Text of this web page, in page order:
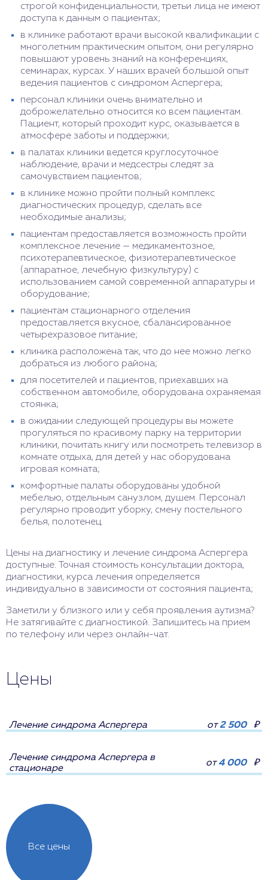
строгой конфиденциальности, третьи лица не имеют
доступа к данным о пациентах;
в клинике работают врачи высокой квалификации с
многолетним практическим опытом, они регулярно
повышают уровень знаний на конференциях,
семинарах, курсах. У наших врачей большой опыт
ведения пациентов с синдромом Аспергера;
персонал клиники очень внимательно и
доброжелательно относится ко всем пациентам.
Пациент, который проходит курс, оказывается в
атмосфере заботы и поддержки;
в палатах клиники ведется круглосуточное
наблюдение, врачи и медсестры следят за
самочувствием пациентов;
в клинике можно пройти полный комплекс
диагностических процедур, сделать все
необходимые анализы;
пациентам предоставляется возможность пройти
комплексное лечение — медикаментозное,
психотерапевтическое, физиотерапевтическое
(аппаратное, лечебную физкультуру) с
использованием самой современной аппаратуры и
оборудование;
пациентам стационарного отделения
предоставляется вкусное, сбалансированное
четырехразовое питание;
клиника расположена так, что до нее можно легко
добраться из любого района;
для посетителей и пациентов, приехавших на
собственном автомобиле, оборудована охраняемая
стоянка;
в ожидании следующей процедуры вы можете
прогуляться по красивому парку на территории
клиники, почитать книгу или посмотреть телевизор в
комнате отдыха, для детей у нас оборудована
игровая комната;
комфортные палаты оборудованы удобной
мебелью, отдельным санузлом, душем. Персонал
регулярно проводит уборку, смену постельного
белья, полотенец.
Цены на диагностику и лечение синдрома Аспергера
доступные. Точная стоимость консультации доктора,
диагностики, курса лечения определяется
индивидуально в зависимости от состояния пациента;
Заметили у близкого или у себя проявления аутизма?
Не затягивайте с диагностикой. Запишитесь на прием
по телефону или через онлайн-чат.
Цены
Все цены
Лечение синдрома Аспергера от2 500 ₽
Лечение синдрома Аспергера в
стационаре
от4 000 ₽